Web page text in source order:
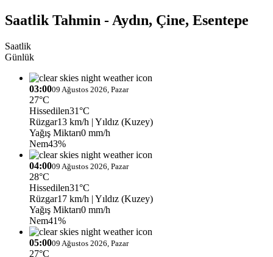
Saatlik Tahmin - Aydın, Çine, Esentepe
Saatlik
Günlük
03:0009 Ağustos 2026, Pazar
27°C
Hissedilen31°C
Rüzgar13 km/h | Yıldız (Kuzey)
Yağış Miktarı0 mm/h
Nem43%
04:0009 Ağustos 2026, Pazar
28°C
Hissedilen31°C
Rüzgar17 km/h | Yıldız (Kuzey)
Yağış Miktarı0 mm/h
Nem41%
05:0009 Ağustos 2026, Pazar
27°C